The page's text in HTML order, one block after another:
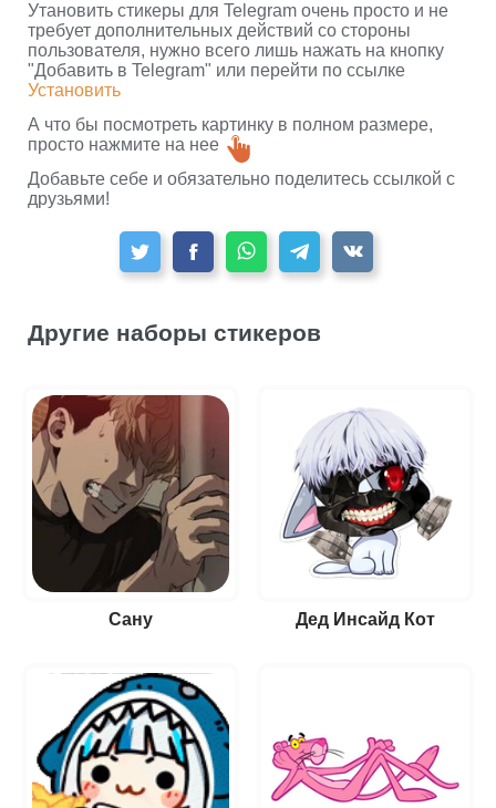
Утановить стикеры для Telegram очень просто и не
требует дополнительных действий со стороны
пользователя, нужно всего лишь нажать на кнопку
"Добавить в Telegram" или перейти по ссылке
Установить
А что бы посмотреть картинку в полном размере,
просто нажмите на нее
Добавьте себе и обязательно поделитесь ссылкой с
друзьями!
Другие наборы стикеров
Сану Дед Инсайд Кот